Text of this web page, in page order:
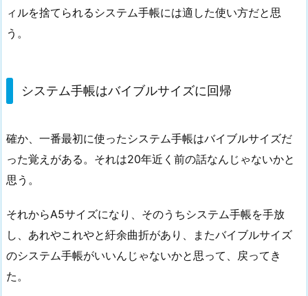
ィルを捨てられるシステム手帳には適した使い方だと思
う。
システム手帳はバイブルサイズに回帰
確か、一番最初に使ったシステム手帳はバイブルサイズだ
った覚えがある。それは20年近く前の話なんじゃないかと
思う。
それからA5サイズになり、そのうちシステム手帳を手放
し、あれやこれやと紆余曲折があり、またバイブルサイズ
のシステム手帳がいいんじゃないかと思って、戻ってき
た。